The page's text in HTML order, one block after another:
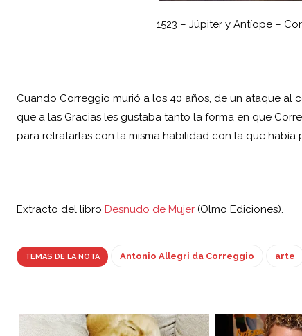
1523 – Júpiter y Antíope –
Cuando Correggio murió a los 40 años, de un ataque
que a las Gracias les gustaba tanto la forma en que
para retratarlas con la misma habilidad con la que había
Extracto del libro Desnudo de Mujer (Olmo Ediciones).
TEMAS DE LA NOTA Antonio Allegri da Correggio arte